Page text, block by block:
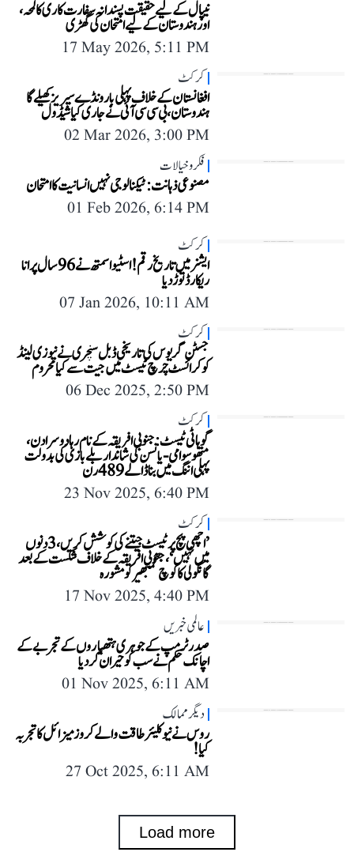
نیپال کے لیے حقیقت پسندانہ سفارت کاری کا لمحہ،
اور ہندوستان کے لیے امتحان کی گھڑی
17 May 2026, 5:11 PM
کرکٹ
افغانستان کے خلاف پہلی بار ونڈے سیریز کھیلے گا
ہندوستان، بی سی سی آئی نے جاری کیا شیڈول
02 Mar 2026, 3:00 PM
فکر و خیالات
مصنوعی ذہانت: ٹیکنالوجی نہیں انسانیت کا امتحان
01 Feb 2026, 6:14 PM
کرکٹ
ایشز میں تاریخ رقم! اسٹیو اسمتھ نے 96 سال پرانا
ریکارڈ توڑ دیا
07 Jan 2026, 10:11 AM
کرکٹ
جسٹن گریوس کی تاریخی ڈبل سنچری نے نیوزی لینڈ
کو کرائسٹ چرچ ٹیسٹ میں جیت سے کیا محروم
06 Dec 2025, 2:50 PM
کرکٹ
گوہاٹی ٹیسٹ: جنوبی افریقہ کے نام رہا دوسرا دن،
متھوسوامی-یانسن کی شاندار بلے بازی کی بدولت
پہلی اننگ میں بنا ڈالے 489 رن
23 Nov 2025, 6:40 PM
کرکٹ
’اچھی پچ پر ٹیسٹ جیتنے کی کوشش کریں، 3 دنوں
میں نہیں‘، جنوبی افریقہ کے خلاف شکست کے بعد
گانگولی کا کوچ گمبھیر کو مشورہ
17 Nov 2025, 4:40 PM
عالمی خبریں
صدر ٹرمپ کے جوہری ہتھیاروں کے تجربے کے
اچانک حکم نے سب کو حیران کر دیا
01 Nov 2025, 6:11 AM
دیگر ممالک
روس نے نیوکلیئر طاقت والے کروز میزائل کا تجربہ
کیا!
27 Oct 2025, 6:11 AM
Load more